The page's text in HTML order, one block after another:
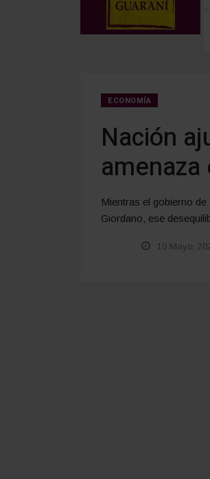
ECONOMÍA
Nación
Mientras el gobierno
Giordano, ese
10 Mayo,